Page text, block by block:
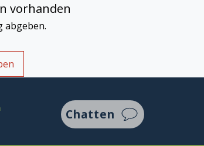
vorhanden
abgeben.
Chatten